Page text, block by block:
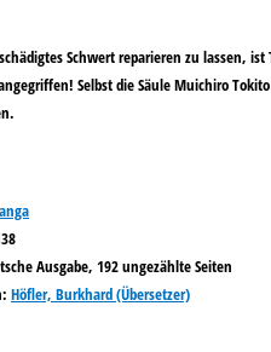
Schwert reparieren zu lassen,
Selbst die Säule Muichiro
Tab öffnen
nach diesem Interessenskreis
Ausgabe, 192 ungezählte Seiten
Suche nach dieser Beteiligten Person
Höfler, Burkhard (Übersetzer)